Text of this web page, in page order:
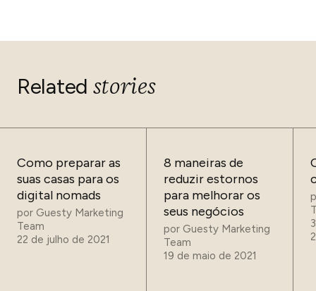
Related stories
Como preparar as
suas casas para os
digital nomads
por Guesty Marketing
Team
22 de julho de 2021
8 maneiras de
reduzir estornos
para melhorar os
seus negócios
por Guesty Marketing
Team
19 de maio de 2021